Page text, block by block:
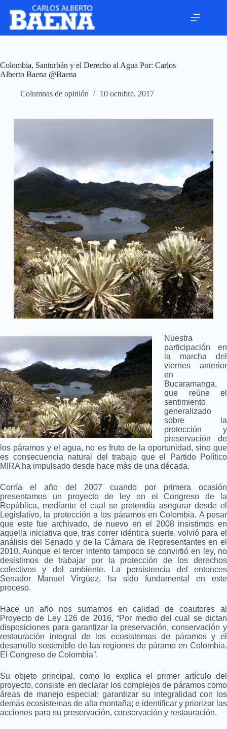
Colombia, Santurbán y el Derecho al Agua Por: Carlos
Alberto Baena @Baena
Columnas de opinión 10 octubre, 2017
Nuestra
participación en
la marcha del
viernes anterior
en
Bucaramanga,
que reúne el
sentimiento
generalizado
sobre la
protección y
preservación de
los páramos y el agua, no es fruto de la oportunidad, sino que
es consecuencia natural del trabajo que el Partido Político
MIRA ha impulsado desde hace más de una década.
Corría el año del 2007 cuando por primera ocasión
presentamos un proyecto de ley en el Congreso de la
República, mediante el cual se pretendía asegurar desde el
Legislativo, la protección a los páramos en Colombia. A pesar
que este fue archivado, de nuevo en el 2008 insistimos en
aquella iniciativa que, tras correr idéntica suerte, volvió para el
análisis del Senado y de la Cámara de Representantes en el
2010. Aunque el tercer intento tampoco se convirtió en ley, no
desistimos de trabajar por la protección de los derechos
colectivos y del ambiente. La persistencia del entonces
Senador Manuel Virgüez, ha sido fundamental en este
proceso.
Hace un año nos sumamos en calidad de coautores al
Proyecto de Ley 126 de 2016, “Por medio del cual se dictan
disposiciones para garantizar la preservación, conservación y
restauración integral de los ecosistemas de páramos y el
desarrollo sostenible de las regiones de páramo en Colombia.
El Congreso de Colombia”.
Su objeto principal, como lo explica el primer artículo del
proyecto, consiste en declarar los complejos de páramos como
áreas de manejo especial; garantizar su integralidad con los
demás ecosistemas de alta montaña; e identificar y priorizar las
acciones para su preservación, conservación y restauración.